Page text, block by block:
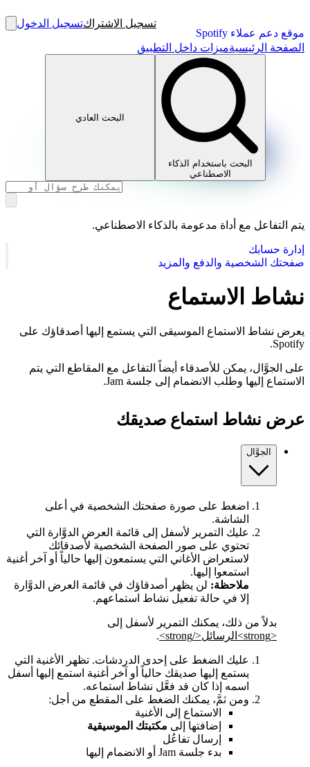
موقع دعم عملاء Spotify
تسجيل الاشتراكتسجيل الدخول
الصفحة الرئيسيةميزات داخل التطبيق
البحث باستخدام الذكاء
الاصطناعي
البحث العادي
يتم التفاعل مع أداة مدعومة بالذكاء الاصطناعي.
إدارة حسابك
صفحتك الشخصية والدفع والمزيد
نشاط الاستماع
يعرض نشاط الاستماع الموسيقى التي يستمع إليها أصدقاؤك على
Spotify.
على الجوَّال، يمكن للأصدقاء أيضاً التفاعل مع المقاطع التي يتم
الاستماع إليها وطلب الانضمام إلى جلسة Jam.
عرض نشاط استماع صديقك
الجوَّال
اضغط على صورة صفحتك الشخصية في أعلى
الشاشة.
عليك التمرير لأسفل إلى قائمة العرض الدوَّارة التي
تحتوي على صور الصفحة الشخصية لأصدقائك
لاستعراض الأغاني التي يستمعون إليها حالياً أو آخر أغنية
استمعوا إليها.
ملاحظة: لن يظهر أصدقاؤك في قائمة العرض الدوَّارة
إلا في حالة تفعيل نشاط استماعهم.
بدلاً من ذلك، يمكنك التمرير لأسفل إلى
<strong>الرسائل</strong>
.
عليك الضغط على إحدى الدردشات. تظهر الأغنية التي
يستمع إليها صديقك حالياً أو آخر أغنية استمع إليها أسفل
اسمه إذا كان قد فعَّل نشاط استماعه.
ومن ثمَّ، يمكنك الضغط على المقطع من أجل:
الاستماع إلى الأغنية
إضافتها إلى مكتبتك الموسيقية
إرسال تفاعُل
بدء جلسة Jam أو الانضمام إليها